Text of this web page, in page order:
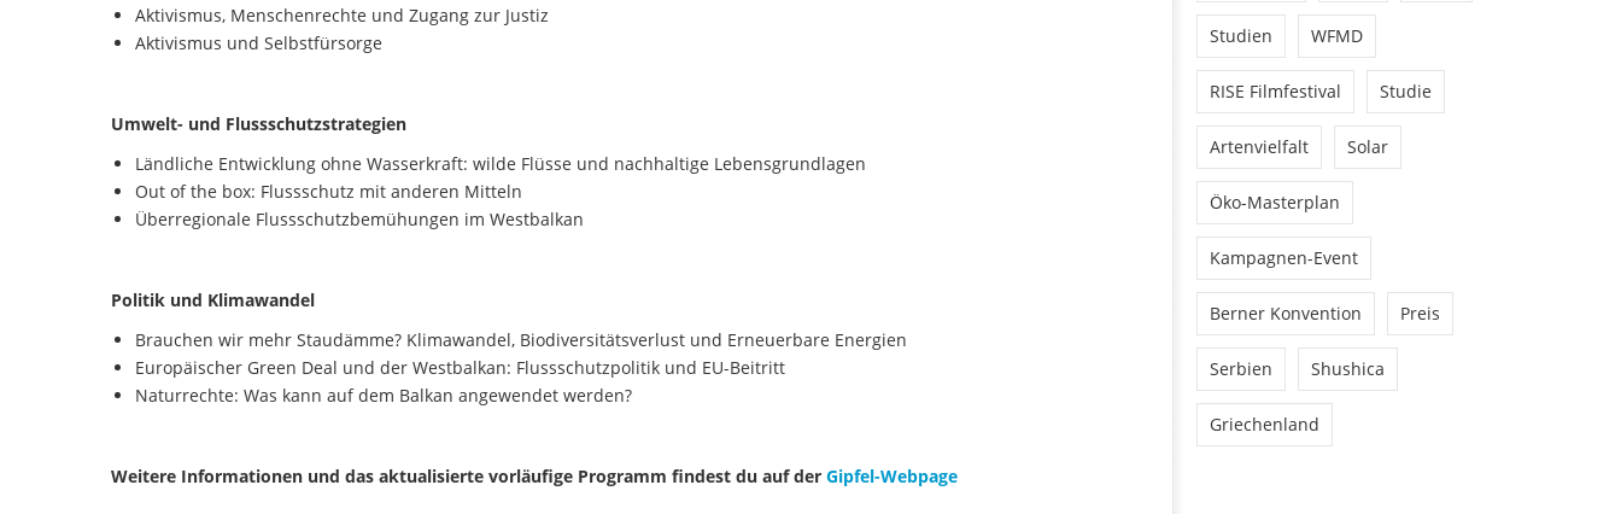
Aktivismus, Menschenrechte und Zugang zur Justiz
Aktivismus und Selbstfürsorge
Umwelt- und Flussschutzstrategien
Ländliche Entwicklung ohne Wasserkraft: wilde Flüsse und nachhaltige Lebensgrundlagen
Out of the box: Flussschutz mit anderen Mitteln
Überregionale Flussschutzbemühungen im Westbalkan
Politik und Klimawandel
Brauchen wir mehr Staudämme? Klimawandel, Biodiversitätsverlust und Erneuerbare Energien
Europäischer Green Deal und der Westbalkan: Flussschutzpolitik und EU-Beitritt
Naturrechte: Was kann auf dem Balkan angewendet werden?
Weitere Informationen und das aktualisierte vorläufige Programm findest du auf der Gipfel-Webpage
Studien WFMD
RISE Filmfestival Studie
Artenvielfalt Solar
Öko-Masterplan
Kampagnen-Event
Berner Konvention Preis
Serbien Shushica
Griechenland